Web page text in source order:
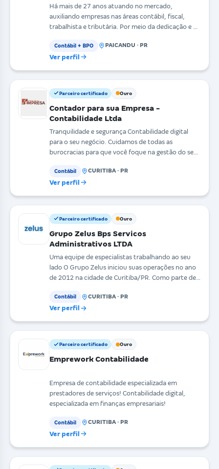
Há mais de 27 anos atuando no mercado,
auxiliando empresas nas áreas contábil, fiscal,
trabalhista e tributária. Por meio da dedicação e do
Contábil + BPO PAICANDU · PR
Ver perfil
Parceiro certificado Ouro
Contador para sua Empresa -
Contabilidade Ltda
Tranquilidade e segurança Contabilidade digital
para o seu negócio. Cuidamos de todas as
burocracias para que você foque na gestão do seu
Contábil CURITIBA · PR
Ver perfil
Parceiro certificado Ouro
Grupo Zelus Bps Servicos
Administrativos LTDA
Uma equipe de especialistas trabalhando ao seu
lado O Grupo Zelus iniciou suas operações no ano
de 2012 na cidade de Curitiba/PR. Como parte de
Contábil CURITIBA · PR
Ver perfil
Parceiro certificado Ouro
Emprework Contabilidade
Empresa de contabilidade especializada em
prestadores de serviços! Contabilidade digital,
especializada em finanças empresariais!
Contábil CURITIBA · PR
Ver perfil